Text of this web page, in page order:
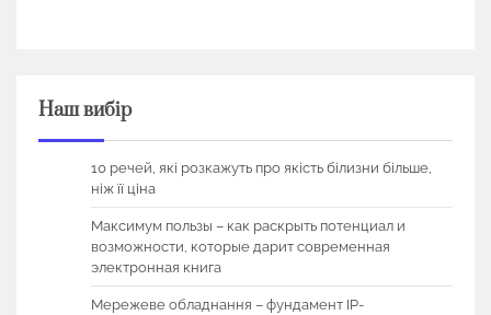
Наш вибір
10 речей, які розкажуть про якість білизни більше,
ніж її ціна
Максимум пользы – как раскрыть потенциал и
возможности, которые дарит современная
электронная книга
Мережеве обладнання – фундамент IP-